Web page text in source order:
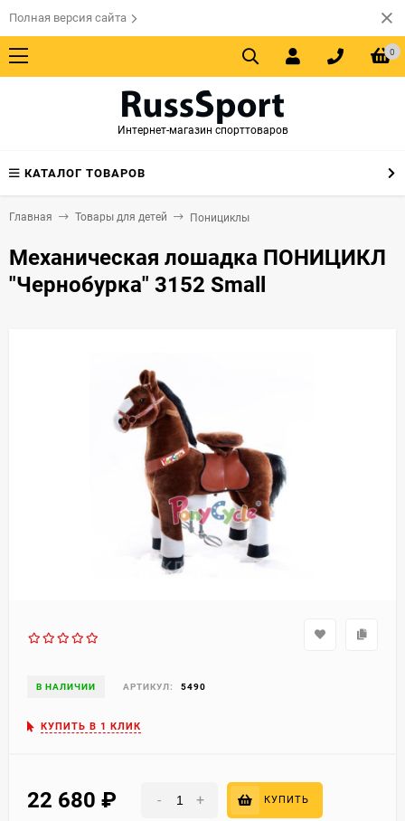
Полная версия сайта
0
Интернет-магазин спорттоваров
КАТАЛОГ ТОВАРОВ
Главная Товары для детей Понициклы
Механическая лошадка ПОНИЦИКЛ
"Чернобурка" 3152 Small
В НАЛИЧИИ АРТИКУЛ: 5490
КУПИТЬ В 1 КЛИК
22 680 - + КУПИТЬ